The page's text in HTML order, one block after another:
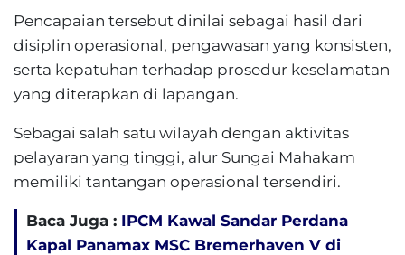
Pencapaian tersebut dinilai sebagai hasil dari
disiplin operasional, pengawasan yang konsisten,
serta kepatuhan terhadap prosedur keselamatan
yang diterapkan di lapangan.
Sebagai salah satu wilayah dengan aktivitas
pelayaran yang tinggi, alur Sungai Mahakam
memiliki tantangan operasional tersendiri.
Baca Juga : IPCM Kawal Sandar Perdana
Kapal Panamax MSC Bremerhaven V di